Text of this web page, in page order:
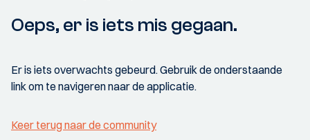
Oeps, er is iets mis gegaan.
Er is iets overwachts gebeurd. Gebruik de onderstaande
link om te navigeren naar de applicatie.
Keer terug naar de community